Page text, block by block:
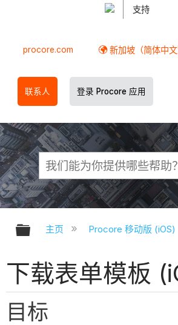
支持
procore.com 新加坡（简体中文
联系人 登录 Procore 应用
扩展/隐缩全局层次
主页 Procore 移动版 (iOS)
下载表单模板
目标